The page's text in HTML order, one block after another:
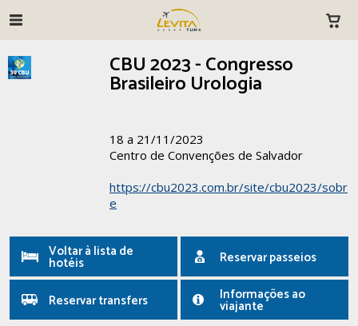
CBU 2023 - Congresso
Brasileiro Urologia
18 a 21/11/2023
Centro de Convenções de Salvador
https://cbu2023.com.br/site/cbu2023/sobr
e
Voltar à lista de
hotéis Reservar passeios
Reservar transfers Informações ao
viajante